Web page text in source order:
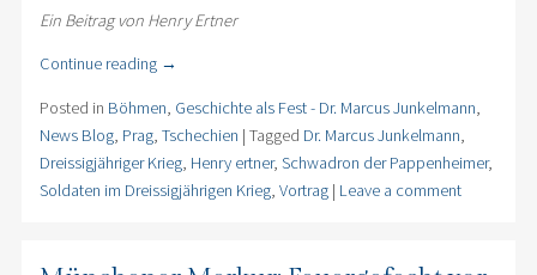
Ein Beitrag von Henry Ertner
Continue reading →
Posted in Böhmen, Geschichte als Fest - Dr. Marcus Junkelmann,
News Blog, Prag, Tschechien | Tagged Dr. Marcus Junkelmann,
Dreissigjähriger Krieg, Henry ertner, Schwadron der Pappenheimer,
Soldaten im Dreissigjährigen Krieg, Vortrag | Leave a comment